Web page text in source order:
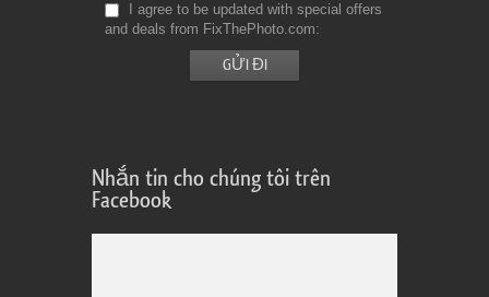
I agree to be updated with special offers
and deals from FixThePhoto.com
Nhắn tin cho chúng tôi trên
Facebook